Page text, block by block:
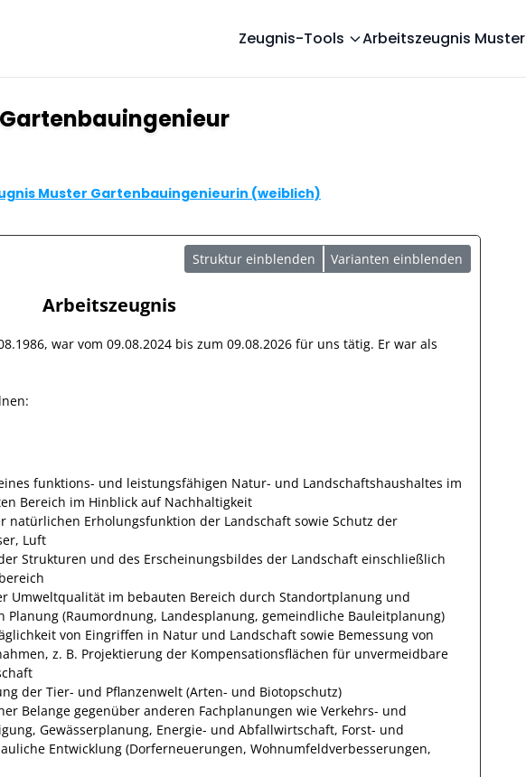
Zeugnis-Tools Arbeitszeugnis Muster
Muster Gartenbauingenieurin (weiblich)
Struktur einblenden Varianten einblenden
Arbeitszeugnis
, war vom 09.08.2024 bis zum 09.08.2026 für uns tätig. Er war als
funktions- und leistungsfähigen Natur- und Landschaftshaushaltes im
Bereich im Hinblick auf Nachhaltigkeit
natürlichen Erholungsfunktion der Landschaft sowie Schutz der
Luft
Strukturen und des Erscheinungsbildes der Landschaft einschließlich
Umweltqualität im bebauten Bereich durch Standortplanung und
(Raumordnung, Landesplanung, gemeindliche Bauleitplanung)
von Eingriffen in Natur und Landschaft sowie Bemessung von
z. B. Projektierung der Kompensationsflächen für unvermeidbare
der Tier- und Pflanzenwelt (Arten- und Biotopschutz)
Belange gegenüber anderen Fachplanungen wie Verkehrs- und
Gewässerplanung, Energie- und Abfallwirtschaft, Forst- und
Entwicklung (Dorferneuerungen, Wohnumfeldverbesserungen,